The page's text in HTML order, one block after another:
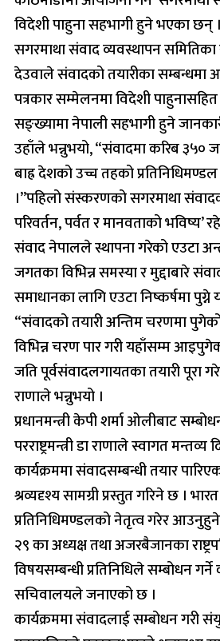
विदेशी पाहुना सहभागी हुने भएका छन्
सगरमाथा संवाद व्यवस्थापन
देउवाले संवादको तयारीका
पत्रकार सम्मेलनमा विदेशी
सङ्ख्यामा नेपाली सहभागी हुने
उहाँले भन्नुभयो, “संवादमा करिब ३५०
बाह्र देशको उच्च तहको
।”पहिलो संस्करणको सगरमाथा
परिवर्तन, पर्वत र मानवताको भविष्य’
संवाद नेपालले स्थापना गरेको एउटा
जगतका विभिन्न समस्या र मुद्दाबारे
समाधानका लागि एउटा निष्कर्षमा
“संवादको तयारी अन्तिम चरणमा
विभिन्न चरण पार गरी यहाँसम्म
जति पूर्वसंवादलगायतका तयारी पूरा
राणाले भन्नुभयो ।
प्रधानमन्त्री केपी शर्मा ओलीबाट
परराष्ट्रमन्त्री डा राणाले स्वागत
कार्यक्रममा संवादसम्बन्धी तयार
श्रव्यदृश्य सामग्री प्रस्तुत गरिने छ ।
प्रतिनिधिमण्डलको नेतृत्व गरेर आउनुहुने
२९ का अध्यक्ष तथा अजरबैजानका
विषयसम्बन्धी प्रतिनिधिले सम्बोधन
सचिवालयले जनाएको छ ।
कार्यक्रममा संवादलाई सम्बोधन गरी